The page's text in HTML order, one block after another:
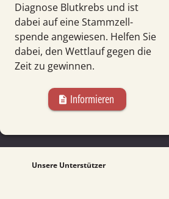
Diagnose Blut­krebs und ist
dabei auf eine Stamm­zell­
spende angewiesen. Helfen Sie
dabei, den Wett­lauf gegen die
Zeit zu gewinnen.
description Informieren
Unsere Unterstützer